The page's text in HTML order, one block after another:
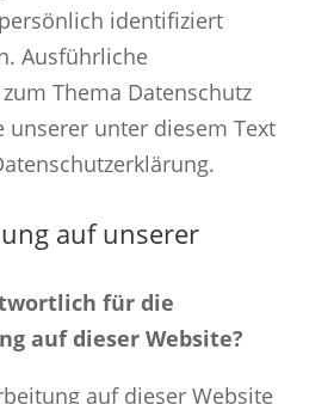
identifiziert
Ausführliche
Thema Datenschutz
unserer unter diesem Text
auf unserer
für die
auf dieser Website?
auf dieser Website